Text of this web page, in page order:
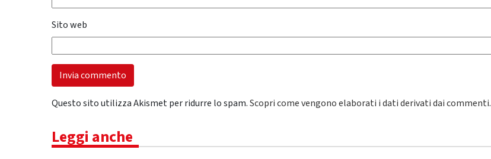
Sito web
Questo sito utilizza Akismet per ridurre lo spam.Scopri come vengono elaborati i dati derivati dai commenti.
Leggi anche